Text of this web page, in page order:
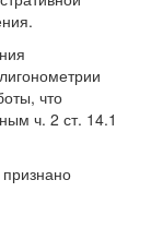
что
ч. 2 ст. 14.1